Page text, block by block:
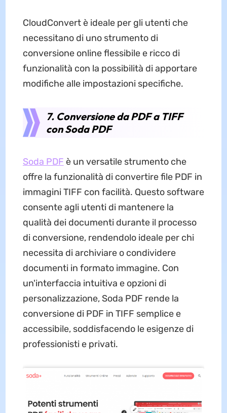
CloudConvert è ideale per gli utenti che
necessitano di uno strumento di
conversione online flessibile e ricco di
funzionalità con la possibilità di apportare
modifiche alle impostazioni specifiche.
7. Conversione da PDF a TIFF
con Soda PDF
Soda PDF è un versatile strumento che
offre la funzionalità di convertire file PDF in
immagini TIFF con facilità. Questo software
consente agli utenti di mantenere la
qualità dei documenti durante il processo
di conversione, rendendolo ideale per chi
necessita di archiviare o condividere
documenti in formato immagine. Con
un'interfaccia intuitiva e opzioni di
personalizzazione, Soda PDF rende la
conversione di PDF in TIFF semplice e
accessibile, soddisfacendo le esigenze di
professionisti e privati.